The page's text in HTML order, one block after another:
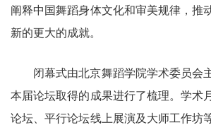
阐释中国舞蹈身体文化和审美规律，推
新的更大的成就。
闭幕式由北京舞蹈学院学术委员会
本届论坛取得的成果进行了梳理。学术
论坛、平行论坛线上展演及大师工作坊